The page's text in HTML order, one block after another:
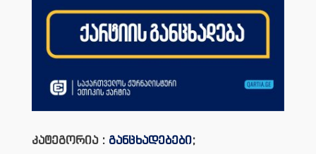
კატეგორია : განცხადებები;